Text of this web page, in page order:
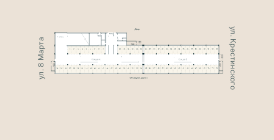
ул. Крестинского
ул. 8 Марта